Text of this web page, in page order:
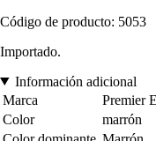
Código de producto: 5053
Importado.
Información adicional
Marca
Premier
Color
marrón